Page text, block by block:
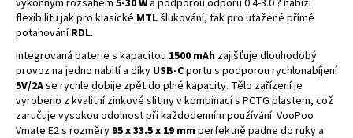
flexibilitu jak pro klasické MTLšlukování, tak pro utažené přímé
potahováníRDL.
Integrovaná baterie s kapacitou 1500 mAh zajišťuje dlouhodobý
provoz na jedno nabití a díky USB-Cportu s podporou rychlonabíjení
5V/2Ase rychle dobije zpět do plné kapacity. Tělo zařízení je
vyrobeno z kvalitní zinkové slitiny v kombinaci s PCTG plastem, což
zaručuje vysokou odolnost při každodenním používání. VooPoo
Vmate E2 s rozměry 95 x 33.5 x 19 mmperfektně padne do ruky a
e
t
e
n
a
j